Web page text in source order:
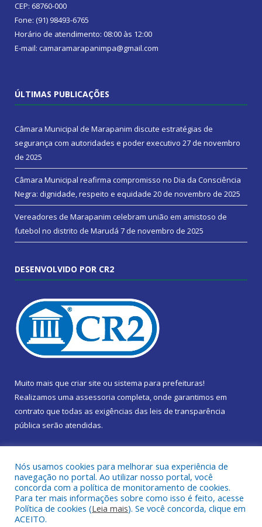
CEP: 68760-000
Fone: (91) 98493-6765
Horário de atendimento: 08:00 às 12:00
E-mail: camaramarapanimpa@gmail.com
ÚLTIMAS PUBLICAÇÕES
Câmara Municipal de Marapanim discute estratégias de
segurança com autoridades e poder executivo 27 de novembro
de 2025
Câmara Municipal reafirma compromisso no Dia da Consciência
Negra: dignidade, respeito e equidade 20 de novembro de 2025
Vereadores de Marapanim celebram união em amistoso de
futebol no distrito de Marudá 7 de novembro de 2025
DESENVOLVIDO POR CR2
Muito mais que criar site ou sistema para prefeituras!
Realizamos uma assessoria completa, onde garantimos em
contrato que todas as exigências das leis de transparência
pública serão atendidas.
Todos os direitos reservados a Câmara Municipal de Marapanim.
Nós usamos cookies para melhorar sua experiência de
navegação no portal. Ao utilizar nosso portal, você
concorda com a política de monitoramento de cookies.
Para ter mais informações sobre como isso é feito, acesse
Política de cookies (Leia mais). Se você concorda, clique em
ACEITO.